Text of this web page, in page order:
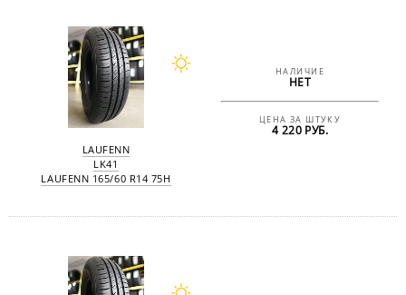
LAUFENN
LK41
LAUFENN 165/60 R14 75H
НАЛИЧИЕ
НЕТ
ЦЕНА ЗА ШТУКУ
4 220 РУБ.